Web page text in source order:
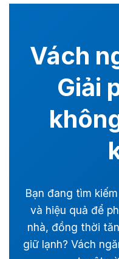
865.000 ₫.
Vách
Giải
Bạn đang tìm
và hiệu quả để
nhà, đồng thời
giữ lạnh? Vách